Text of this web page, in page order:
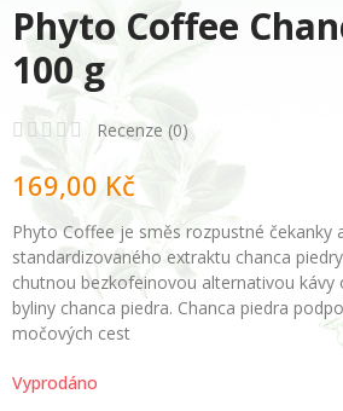
Phyto Coffee
100 g
Recenze (0)
169,00 Kč
Phyto Coffee je směs rozpustné čekanky
standardizovaného extraktu chanca
chutnou bezkofeinovou alternativou kávy
byliny chanca piedra. Chanca piedra
močových cest
Vyprodáno